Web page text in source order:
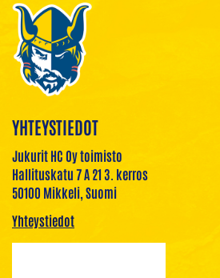
YHTEYSTIEDOT
Jukurit HC Oy toimisto
Hallituskatu 7 A 21 3. kerros
50100 Mikkeli, Suomi
Yhteystiedot